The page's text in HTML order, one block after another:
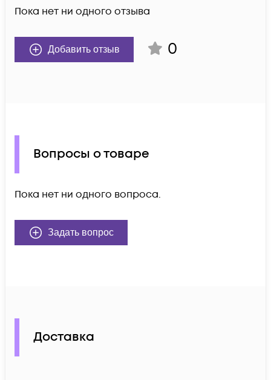
Пока нет ни одного отзыва
Добавить отзыв 0
Вопросы о товаре
Пока нет ни одного вопроса.
Задать вопрос
Доставка